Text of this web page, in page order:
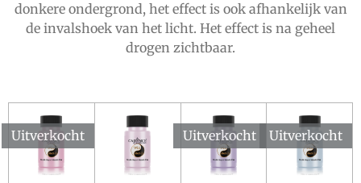
donkere ondergrond, het effect is ook afhankelijk van
de invalshoek van het licht. Het effect is na geheel
drogen zichtbaar.
Uitverkocht Uitverkocht Uitverkocht